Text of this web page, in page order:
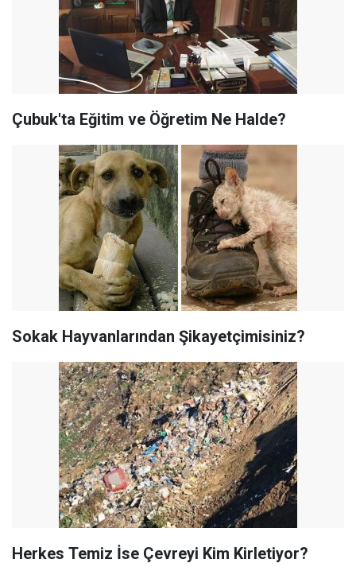
Çubuk'ta Eğitim ve Öğretim Ne Halde?
Sokak Hayvanlarından Şikayetçimisiniz?
Herkes Temiz İse Çevreyi Kim Kirletiyor?